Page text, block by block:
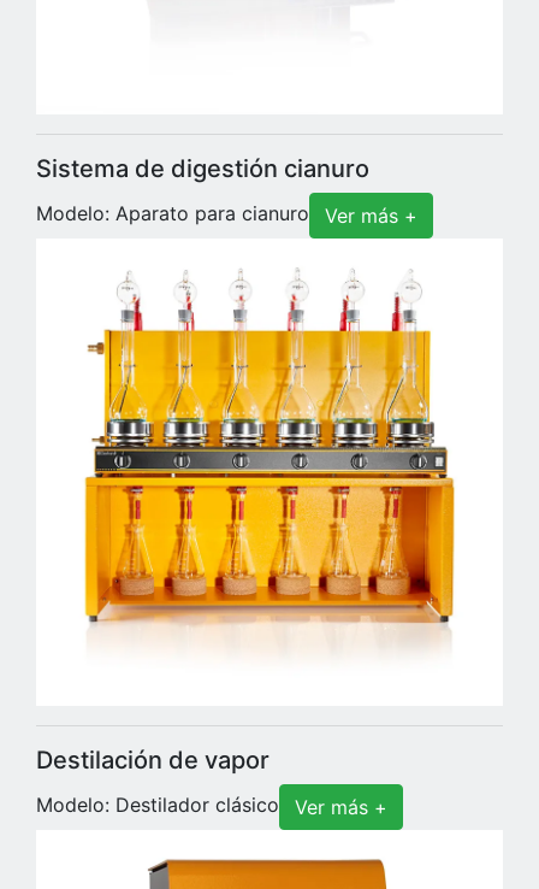
Sistema de digestión cianuro
Modelo: Aparato para cianuro Ver más +
Destilación de vapor
Modelo: Destilador clásico Ver más +